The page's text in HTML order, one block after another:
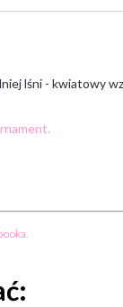
lśni - kwiatowy